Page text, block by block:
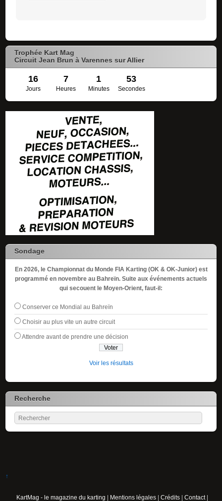
Trophée Kart Mag
Circuit Jean Brun à Varennes sur Allier
16 7 1 53
Jours Heures Minutes Secondes
Sondage
En 2026, le Championnat du Monde FIA Karting (OK & OK-Junior) est
programmé en novembre au Bahreïn. Suite aux événements actuels
qui secouent le Moyen-Orient, faut-il:
Conserver ce Mondial au Bahreïn
Choisir au plus vite un autre circuit
Attendre avant de prendre une décision
Voir les résultats
Recherche
↑
KartMag - le magazine du karting Mentions légales Crédits Contact|